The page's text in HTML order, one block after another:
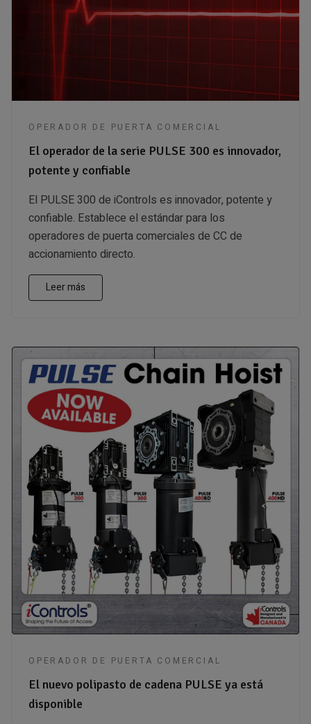
OPERADOR DE PUERTA COMERCIAL
El operador de la serie PULSE 300 es innovador,
potente y confiable
El PULSE 300 de iControls es innovador, potente y
confiable. Establece el estándar para los
operadores de puerta comerciales de CC de
accionamiento directo.
Leer más
OPERADOR DE PUERTA COMERCIAL
El nuevo polipasto de cadena PULSE ya está
disponible